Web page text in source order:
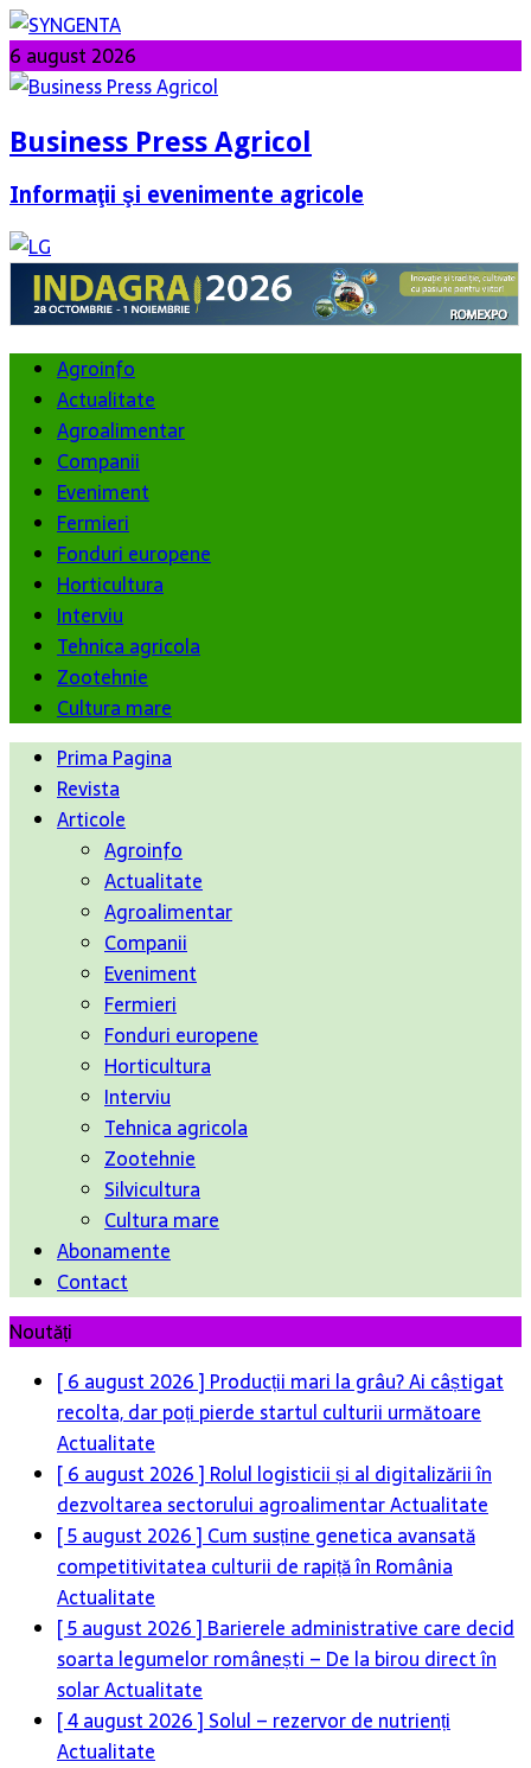
6 august 2026
Business Press Agricol
Informaţii şi evenimente agricole
Agroinfo
Actualitate
Agroalimentar
Companii
Eveniment
Fermieri
Fonduri europene
Horticultura
Interviu
Tehnica agricola
Zootehnie
Cultura mare
Prima Pagina
Revista
Articole
Agroinfo
Actualitate
Agroalimentar
Companii
Eveniment
Fermieri
Fonduri europene
Horticultura
Interviu
Tehnica agricola
Zootehnie
Silvicultura
Cultura mare
Abonamente
Contact
Noutăți
[ 6 august 2026 ] Producții mari la grâu? Ai câștigat
recolta, dar poți pierde startul culturii următoare
Actualitate
[ 6 august 2026 ] Rolul logisticii și al digitalizării în
dezvoltarea sectorului agroalimentarActualitate
[ 5 august 2026 ] Cum susține genetica avansată
competitivitatea culturii de rapiță în România
Actualitate
[ 5 august 2026 ] Barierele administrative care decid
soarta legumelor românești – De la birou direct în
solarActualitate
[ 4 august 2026 ] Solul – rezervor de nutrienți
Actualitate